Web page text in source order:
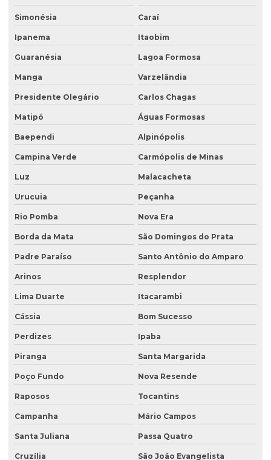
Poço de monitoramento posto de combustível
Programa de monitoramento de efluentes líquidos
Projeto recuperação de área degradada
Projeto de recuperação de área degradada prad
Recuperação de área degradada por garimpo
Recuperação de área degradada pela agricultura
Recuperação de área degradada pela mineração
Recuperação de áreas ambientais degradadas
Recuperação de áreas ambientalmente degradadas
Recuperação de áreas degradadas e conservação do solo
Recuperação de áreas degradadas e passivos ambientais
Recuperação de áreas degradadas por regeneração natural
Recuperação de áreas degradadas com sistemas agroflorestais
Recuperação de áreas desmatadas
Reflorestamento recuperação de áreas degradadas
Relatório de investigação de passivo ambiental
Retirada de tanque de combustível subterrâneo
Retirada de tanque subterrâneo
Retirada de tanques
Simonésia Caraí
Ipanema Itaobim
Guaranésia Lagoa Formosa
Manga Varzelândia
Presidente Olegário Carlos Chagas
Matipó Águas Formosas
Baependi Alpinópolis
Campina Verde Carmópolis de Minas
Luz Malacacheta
Urucuia Peçanha
Rio Pomba Nova Era
Borda da Mata São Domingos do Prata
Padre Paraíso Santo Antônio do Amparo
Arinos Resplendor
Lima Duarte Itacarambi
Cássia Bom Sucesso
Perdizes Ipaba
Piranga Santa Margarida
Poço Fundo Nova Resende
Raposos Tocantins
Campanha Mário Campos
Santa Juliana Passa Quatro
Cruzília São João Evangelista